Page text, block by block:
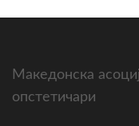
Македонска
опстетичари